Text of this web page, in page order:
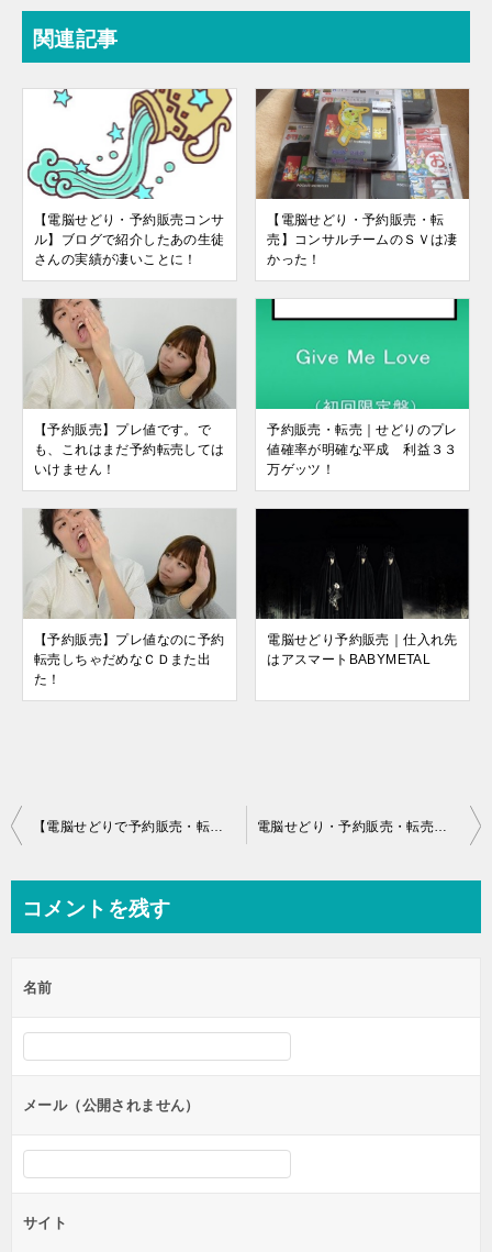
関連記事
【電脳せどり・予約販売コンサ
ル】ブログで紹介したあの生徒
さんの実績が凄いことに！
【電脳せどり・予約販売・転
売】コンサルチームのＳＶは凄
かった！
【予約販売】プレ値です。で
も、これはまだ予約転売しては
いけません！
予約販売・転売｜せどりのプレ
値確率が明確な平成 利益３３
万ゲッツ！
【予約販売】プレ値なのに予約
転売しちゃだめなＣＤまた出
た！
電脳せどり予約販売｜仕入れ先
はアスマートBABYMETAL
投
ビ
ー
シ
ン
【電脳せどりで予約販売・転売】嵐の復活LOVE あなたは大丈夫？ 電脳せどり・予約販売・転売｜仕入先の業者との付き合い方
コメントを残す
名前
メール（公開されません）
サイト